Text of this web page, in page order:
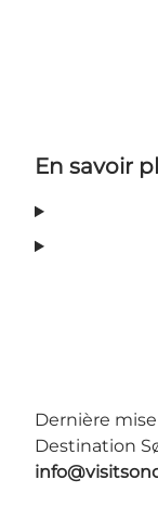
En savoir
Dernière
Destination